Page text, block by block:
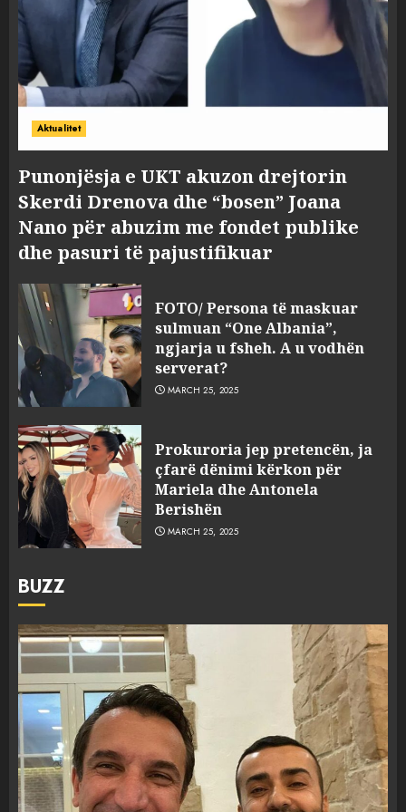
Aktualitet
Punonjësja e UKT akuzon drejtorin
Skerdi Drenova dhe “bosen” Joana
Nano për abuzim me fondet publike
dhe pasuri të pajustifikuar
FOTO/ Persona të maskuar
sulmuan “One Albania”,
ngjarja u fsheh. A u vodhën
serverat?
MARCH 25, 2025
Prokuroria jep pretencën, ja
çfarë dënimi kërkon për
Mariela dhe Antonela
Berishën
MARCH 25, 2025
BUZZ